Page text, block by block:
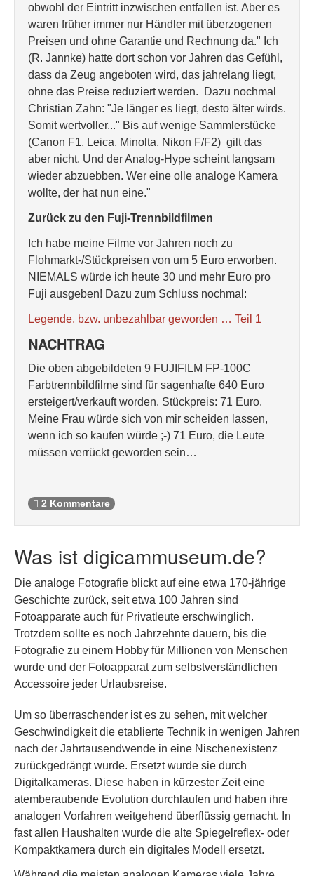
obwohl der Eintritt inzwischen entfallen ist. Aber es
waren früher immer nur Händler mit überzogenen
Preisen und ohne Garantie und Rechnung da." Ich
(R. Jannke) hatte dort schon vor Jahren das Gefühl,
dass da Zeug angeboten wird, das jahrelang liegt,
ohne das Preise reduziert werden. Dazu nochmal
Christian Zahn: "Je länger es liegt, desto älter wirds.
Somit wertvoller..." Bis auf wenige Sammlerstücke
(Canon F1, Leica, Minolta, Nikon F/F2) gilt das
aber nicht. Und der Analog-Hype scheint langsam
wieder abzuebben. Wer eine olle analoge Kamera
wollte, der hat nun eine."
Zurück zu den Fuji-Trennbildfilmen
Ich habe meine Filme vor Jahren noch zu
Flohmarkt-/Stückpreisen von um 5 Euro erworben.
NIEMALS würde ich heute 30 und mehr Euro pro
Fuji ausgeben! Dazu zum Schluss nochmal:
Legende, bzw. unbezahlbar geworden … Teil 1
NACHTRAG
Die oben abgebildeten 9 FUJIFILM FP-100C
Farbtrennbildfilme sind für sagenhafte 640 Euro
ersteigert/verkauft worden. Stückpreis: 71 Euro.
Meine Frau würde sich von mir scheiden lassen,
wenn ich so kaufen würde ;-) 71 Euro, die Leute
müssen verrückt geworden sein…
2 Kommentare
Was ist digicammuseum.de?
Die analoge Fotografie blickt auf eine etwa 170-jährige
Geschichte zurück, seit etwa 100 Jahren sind
Fotoapparate auch für Privatleute erschwinglich.
Trotzdem sollte es noch Jahrzehnte dauern, bis die
Fotografie zu einem Hobby für Millionen von Menschen
wurde und der Fotoapparat zum selbstverständlichen
Accessoire jeder Urlaubsreise.
Um so überraschender ist es zu sehen, mit welcher
Geschwindigkeit die etablierte Technik in wenigen Jahren
nach der Jahrtausendwende in eine Nischenexistenz
zurückgedrängt wurde. Ersetzt wurde sie durch
Digitalkameras. Diese haben in kürzester Zeit eine
atemberaubende Evolution durchlaufen und haben ihre
analogen Vorfahren weitgehend überflüssig gemacht. In
fast allen Haushalten wurde die alte Spiegelreflex- oder
Kompaktkamera durch ein digitales Modell ersetzt.